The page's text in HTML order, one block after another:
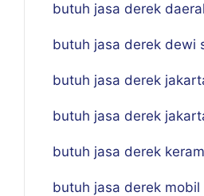
butuh jasa derek
butuh jasa derek dewi
butuh jasa derek
butuh jasa derek
butuh jasa derek
butuh jasa derek mobil